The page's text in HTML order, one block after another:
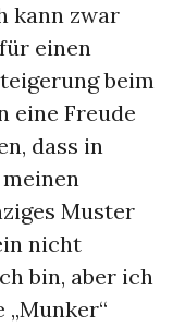
kann zwar
einen
beim
eine Freude
dass in
Muster
nicht
bin, aber ich